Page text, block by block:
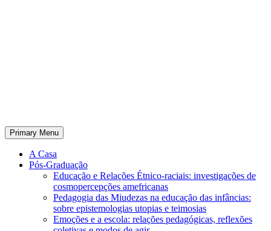
Primary Menu
A Casa
Pós-Graduação
Educação e Relações Étnico-raciais: investigações de
cosmopercepções amefricanas
Pedagogia das Miudezas na educação das infâncias:
sobre epistemologias utopias e teimosias
Emoções e a escola: relações pedagógicas, reflexões